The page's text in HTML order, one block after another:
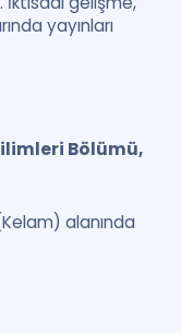
yayınları
Bölümü,
alanında